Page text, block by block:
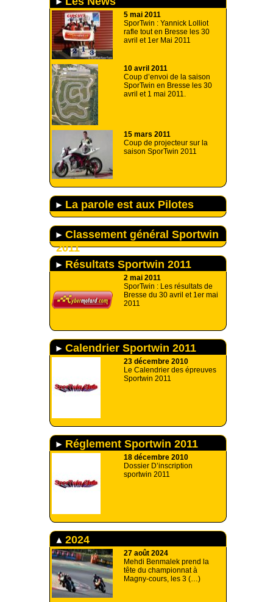
5 mai 2011
SporTwin : Yannick Lolliot
rafle tout en Bresse les 30
avril et 1er Mai 2011
10 avril 2011
Coup d’envoi de la saison
SporTwin en Bresse les 30
avril et 1 mai 2011.
15 mars 2011
Coup de projecteur sur la
saison SporTwin 2011
La parole est aux Pilotes
Classement général Sportwin
2011
Résultats Sportwin 2011
2 mai 2011
SporTwin : Les résultats de
Bresse du 30 avril et 1er mai
2011
Calendrier Sportwin 2011
23 décembre 2010
Le Calendrier des épreuves
Sportwin 2011
Réglement Sportwin 2011
18 décembre 2010
Dossier D’inscription
sportwin 2011
2024
27 août 2024
Mehdi Benmalek prend la
tête du championnat à
Magny-cours, les 3 (…)